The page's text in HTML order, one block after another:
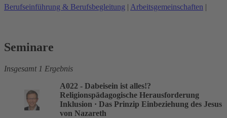
Berufseinführung & Berufsbegleitung | Arbeitsgemeinschaften |
Seminare
Insgesamt 1 Ergebnis
A022 - Dabeisein ist alles!?
Religionspädagogische Herausforderung
Inklusion · Das Prinzip Einbeziehung des Jesus
von Nazareth